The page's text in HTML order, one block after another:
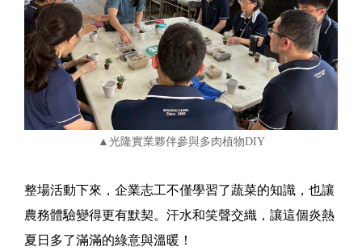
▲光隆實業夥伴參與多肉植物DIY
整場活動下來，企業志工不僅學習了蔬菜的知識，也讓
農務體驗變得更有默契。汗水和笑聲交織，讓這個炎熱
夏日多了滿滿的綠意與溫暖！